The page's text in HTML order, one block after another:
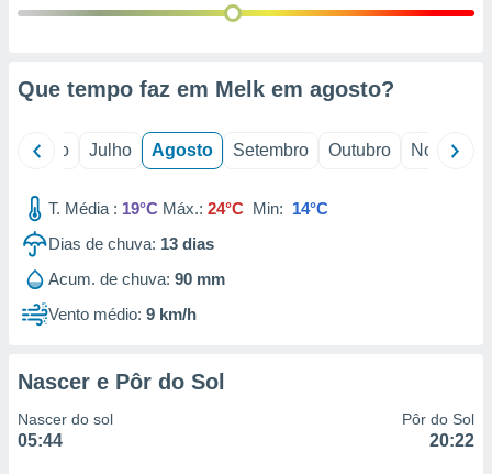
estudos
Que tempo faz em Melk em agosto?
Junho Julho Agosto Setembro Outubro Novembro
T. Média : 19°C Máx.: 24°C Min: 14°C
Dias de chuva: 13 dias
Acum. de chuva: 90 mm
Vento médio: 9 km/h
Nascer e Pôr do Sol
Nascer do sol
05:44
Pôr do Sol
20:22